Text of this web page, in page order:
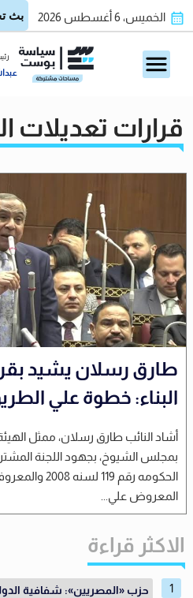
الخميس، 6 أغسطس 2026
قرارات تعديلات
طارق رسلان يشيد
البناء: خطوة علي
أشاد النائب طارق رسلان، ممثل الهيئة
بمجلس الشيوخ، بجهود اللجنة
الحكومه رقم
المعروض علي...
الاكثر قراءة
حزب «المصريين»: شفافية